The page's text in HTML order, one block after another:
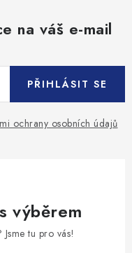
na váš e-mail
ochrany osobních údajů
PŘIHLÁSIT SE
výběrem
tu pro vás!